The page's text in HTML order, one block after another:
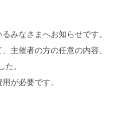
みなさまへお知らせです。
主催者の方の任意の内容、
。
が必要です。